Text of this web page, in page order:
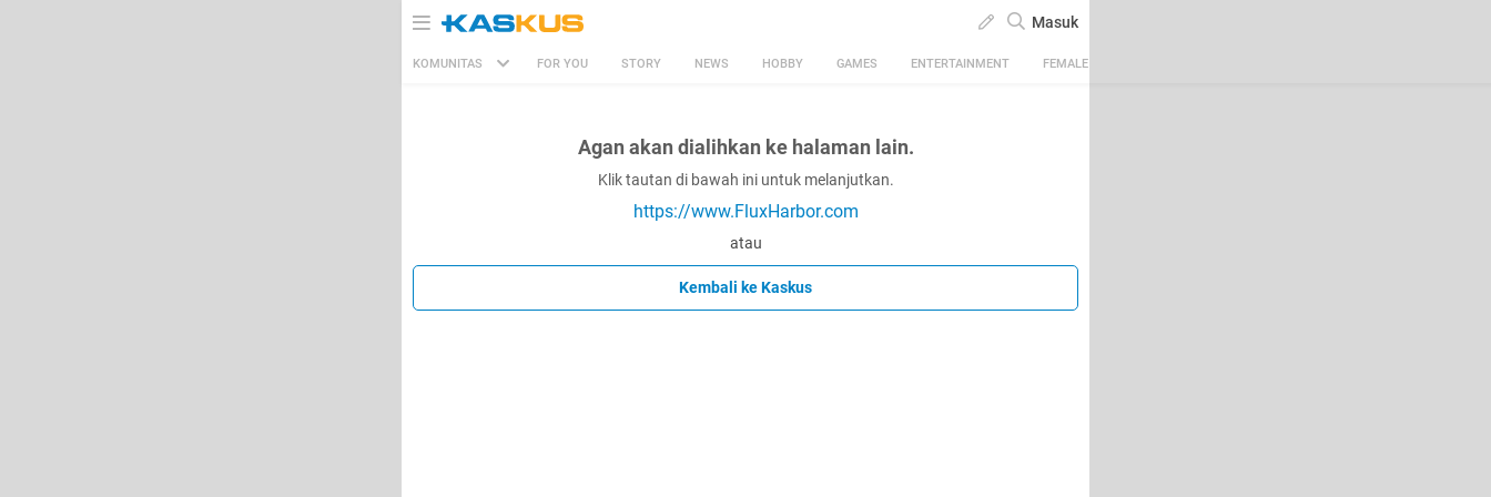
Masuk
KOMUNITAS FOR YOU STORY NEWS HOBBY GAMES ENTERTAINMENT FEMALE
Agan akan dialihkan ke halaman lain.
Klik tautan di bawah ini untuk melanjutkan.
https://www.FluxHarbor.com
atau
Kembali ke Kaskus